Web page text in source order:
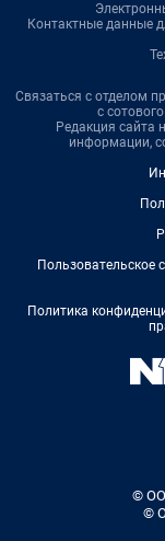
Контактные данные
Связаться с отделом
с
Редакция сайта
информации,
Пользовательское
Политика
©
©